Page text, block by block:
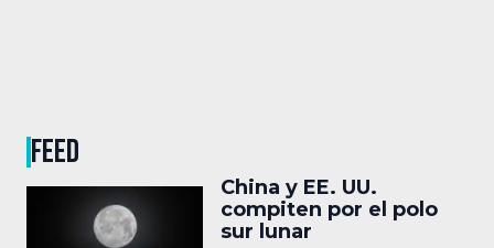
FEED
China y EE. UU.
compiten por el polo
sur lunar